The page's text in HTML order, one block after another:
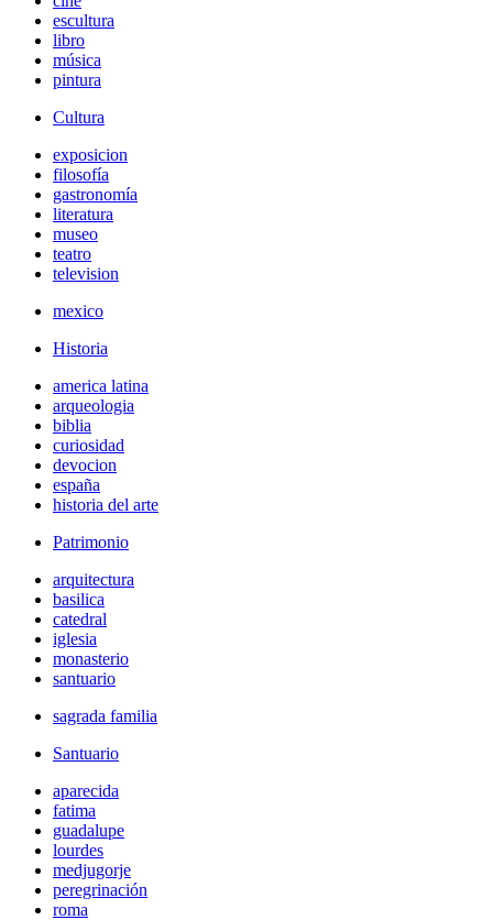
escultura
libro
música
pintura
Cultura
exposicion
filosofía
gastronomía
literatura
museo
teatro
television
mexico
Historia
america latina
arqueologia
biblia
curiosidad
devocion
españa
historia del arte
Patrimonio
arquitectura
basilica
catedral
iglesia
monasterio
santuario
sagrada familia
Santuario
aparecida
fatima
guadalupe
lourdes
medjugorje
peregrinación
roma